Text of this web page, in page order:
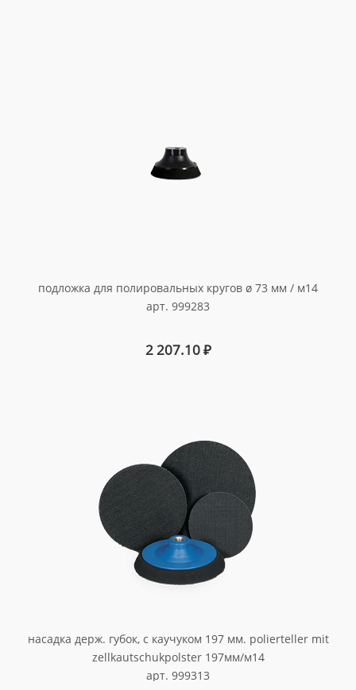
подложка для полировальных кругов ø 73 мм / м14
арт. 999283
2 207.10₽
насадка держ. губок, с каучуком 197 мм. polierteller mit
zellkautschukpolster 197мм/м14
арт. 999313